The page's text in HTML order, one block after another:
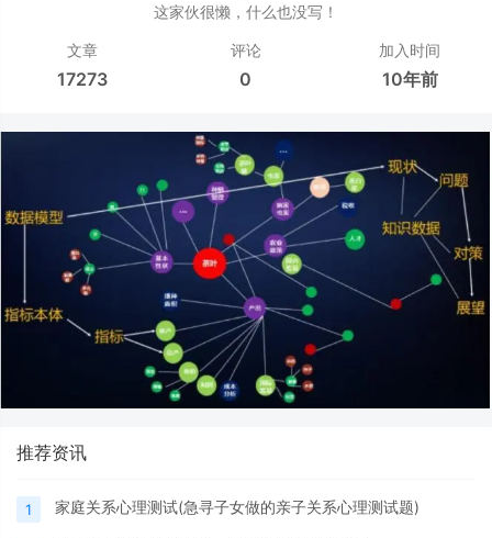
这家伙很懒，什么也没写！
文章
17273
评论
0
加入时间
10年前
推荐资讯
1 家庭关系心理测试(急寻子女做的亲子关系心理测试题)